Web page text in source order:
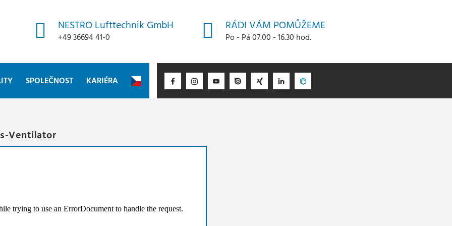
NESTRO Lufttechnik GmbH
+49 36694 41-0
RÁDI VÁM POMŮŽEME
Po - Pá 07.00 - 16.30 hod.
SPOLEČNOST KARIÉRA
Ventilator